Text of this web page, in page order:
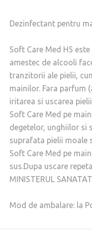
Dezinfectant pentru
Soft Care Med H5
amestec de alcooli
tranzitorii ale pielii,
mainilor. Fara parfum
iritarea si uscarea
Soft Care Med pe
degetelor, unghiilor si
suprafata pielii moale
Soft Care Med pe
sus.Dupa uscare
MINISTERUL
Mod de ambalare: la